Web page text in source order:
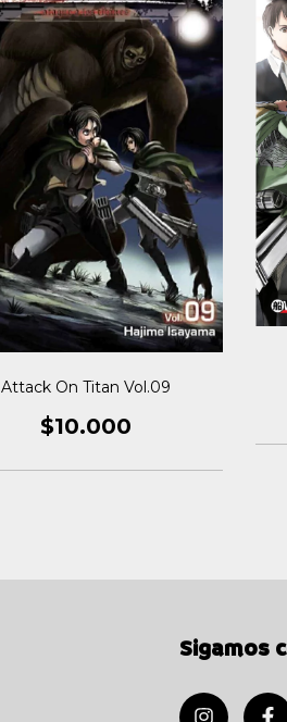
Attack On Titan Vol.09
$10.000
Sigamos